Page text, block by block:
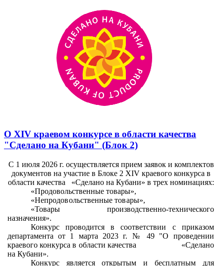
О XIV краевом конкурсе в области качества
"Сделано на Кубани" (Блок 2)
С 1 июля 2026 г. осуществляется прием заявок и комплектов
документов на участие в Блоке 2 XIV краевого конкурса в
области качества «Сделано на Кубани» в трех номинациях:
«Продовольственные товары»,
«Непродовольственные товары»,
«Товары производственно-технического
назначения».
Конкурс проводится в соответствии с приказом
департамента от 1 марта 2023 г. № 49 "О проведении
краевого конкурса в области качества
«Сделано
на Кубани».
Конкурс является открытым и бесплатным для